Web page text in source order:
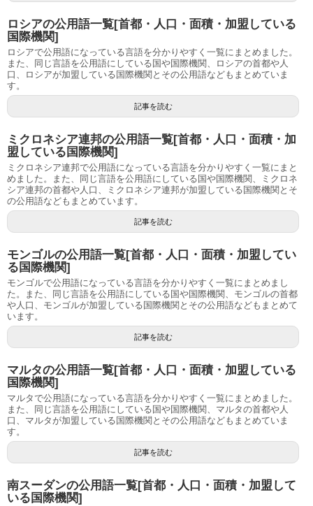
ロシアの公用語一覧[首都・人口・面積・加盟している
国際機関]
ロシアで公用語になっている言語を分かりやすく一覧にまとめました。
また、同じ言語を公用語にしている国や国際機関、ロシアの首都や人
口、ロシアが加盟している国際機関とその公用語などもまとめていま
す。
記事を読む
ミクロネシア連邦の公用語一覧[首都・人口・面積・加
盟している国際機関]
ミクロネシア連邦で公用語になっている言語を分かりやすく一覧にまと
めました。また、同じ言語を公用語にしている国や国際機関、ミクロネ
シア連邦の首都や人口、ミクロネシア連邦が加盟している国際機関とそ
の公用語などもまとめています。
記事を読む
モンゴルの公用語一覧[首都・人口・面積・加盟してい
る国際機関]
モンゴルで公用語になっている言語を分かりやすく一覧にまとめまし
た。また、同じ言語を公用語にしている国や国際機関、モンゴルの首都
や人口、モンゴルが加盟している国際機関とその公用語などもまとめて
います。
記事を読む
マルタの公用語一覧[首都・人口・面積・加盟している
国際機関]
マルタで公用語になっている言語を分かりやすく一覧にまとめました。
また、同じ言語を公用語にしている国や国際機関、マルタの首都や人
口、マルタが加盟している国際機関とその公用語などもまとめていま
す。
記事を読む
南スーダンの公用語一覧[首都・人口・面積・加盟して
いる国際機関]